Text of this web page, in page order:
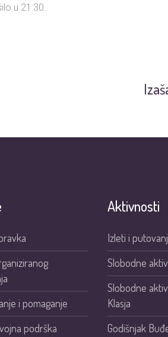
u 21:30.
i pomaganje
podrška
Aktivnosti
Izleti i
Slobodne
Slobodne
Klasja
Godišnjak